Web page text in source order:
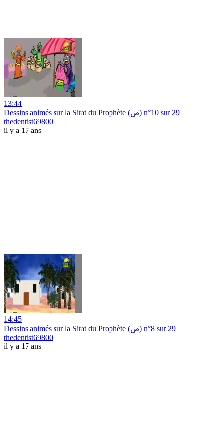
13:44
Dessins animés sur la Sirat du Prophète (ص) n°10 sur 29
thedentist69800
il y a 17 ans
14:45
Dessins animés sur la Sirat du Prophète (ص) n°8 sur 29
thedentist69800
il y a 17 ans